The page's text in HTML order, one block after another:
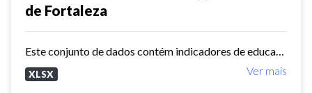
de Fortaleza
Ver mais
XLSX